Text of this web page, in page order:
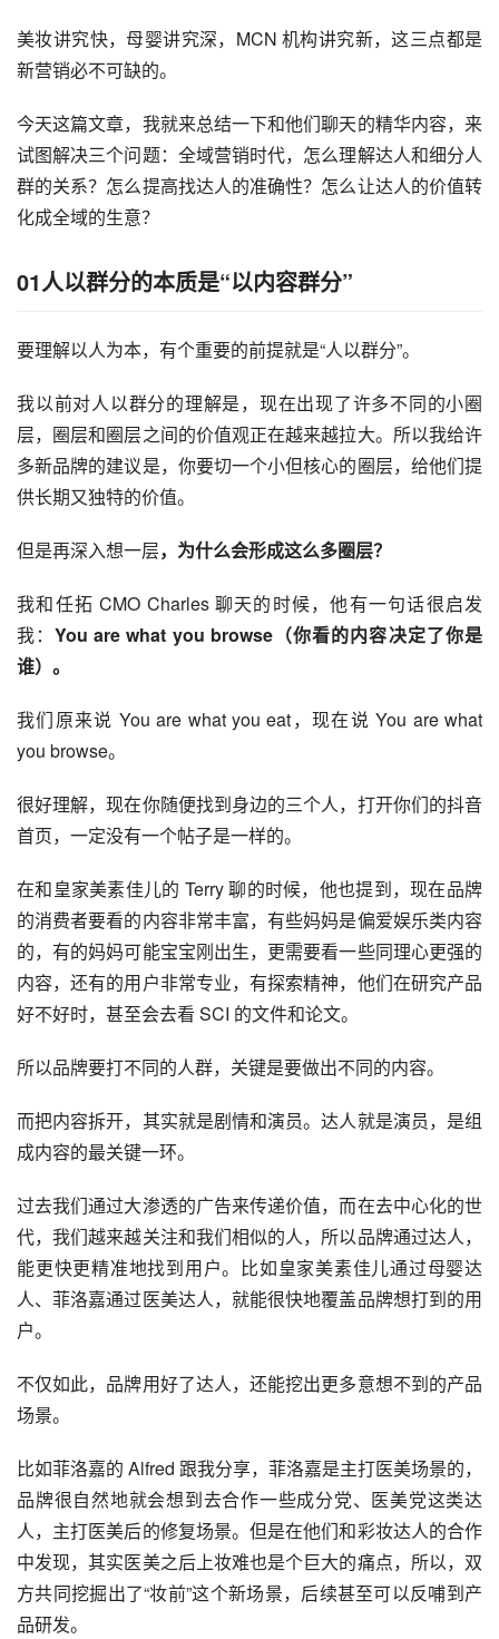
美妆讲究快，母婴讲究深，MCN 机构讲究新，这三点都是
新营销必不可缺的。
今天这篇文章，我就来总结一下和他们聊天的精华内容，来
试图解决三个问题：全域营销时代，怎么理解达人和细分人
群的关系？怎么提高找达人的准确性？怎么让达人的价值转
化成全域的生意？
01人以群分的本质是“以内容群分”
要理解以人为本，有个重要的前提就是“人以群分”。
我以前对人以群分的理解是，现在出现了许多不同的小圈
层，圈层和圈层之间的价值观正在越来越拉大。所以我给许
多新品牌的建议是，你要切一个小但核心的圈层，给他们提
供长期又独特的价值。
但是再深入想一层，为什么会形成这么多圈层？
我和任拓 CMO Charles 聊天的时候，他有一句话很启发
我：You are what you browse（你看的内容决定了你是
谁）。
我们原来说 You are what you eat，现在说 You are what
you browse。
很好理解，现在你随便找到身边的三个人，打开你们的抖音
首页，一定没有一个帖子是一样的。
在和皇家美素佳儿的 Terry 聊的时候，他也提到，现在品牌
的消费者要看的内容非常丰富，有些妈妈是偏爱娱乐类内容
的，有的妈妈可能宝宝刚出生，更需要看一些同理心更强的
内容，还有的用户非常专业，有探索精神，他们在研究产品
好不好时，甚至会去看 SCI 的文件和论文。
所以品牌要打不同的人群，关键是要做出不同的内容。
而把内容拆开，其实就是剧情和演员。达人就是演员，是组
成内容的最关键一环。
过去我们通过大渗透的广告来传递价值，而在去中心化的世
代，我们越来越关注和我们相似的人，所以品牌通过达人，
能更快更精准地找到用户。比如皇家美素佳儿通过母婴达
人、菲洛嘉通过医美达人，就能很快地覆盖品牌想打到的用
户。
不仅如此，品牌用好了达人，还能挖出更多意想不到的产品
场景。
比如菲洛嘉的 Alfred 跟我分享，菲洛嘉是主打医美场景的，
品牌很自然地就会想到去合作一些成分党、医美党这类达
人，主打医美后的修复场景。但是在他们和彩妆达人的合作
中发现，其实医美之后上妆难也是个巨大的痛点，所以，双
方共同挖掘出了“妆前”这个新场景，后续甚至可以反哺到产
品研发。